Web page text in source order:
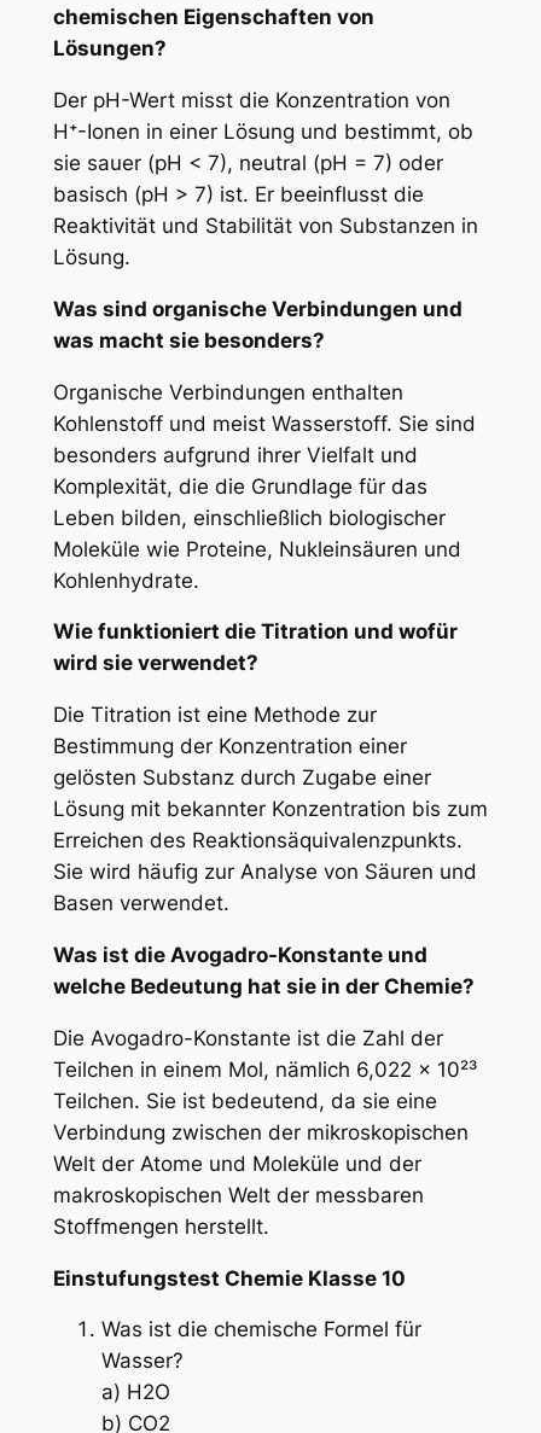
chemischen Eigenschaften von
Lösungen?
Der pH-Wert misst die Konzentration von
H⁺-Ionen in einer Lösung und bestimmt, ob
sie sauer (pH < 7), neutral (pH = 7) oder
basisch (pH > 7) ist. Er beeinflusst die
Reaktivität und Stabilität von Substanzen in
Lösung.
Was sind organische Verbindungen und
was macht sie besonders?
Organische Verbindungen enthalten
Kohlenstoff und meist Wasserstoff. Sie sind
besonders aufgrund ihrer Vielfalt und
Komplexität, die die Grundlage für das
Leben bilden, einschließlich biologischer
Moleküle wie Proteine, Nukleinsäuren und
Kohlenhydrate.
Wie funktioniert die Titration und wofür
wird sie verwendet?
Die Titration ist eine Methode zur
Bestimmung der Konzentration einer
gelösten Substanz durch Zugabe einer
Lösung mit bekannter Konzentration bis zum
Erreichen des Reaktionsäquivalenzpunkts.
Sie wird häufig zur Analyse von Säuren und
Basen verwendet.
Was ist die Avogadro-Konstante und
welche Bedeutung hat sie in der Chemie?
Die Avogadro-Konstante ist die Zahl der
Teilchen in einem Mol, nämlich 6,022 x 10²³
Teilchen. Sie ist bedeutend, da sie eine
Verbindung zwischen der mikroskopischen
Welt der Atome und Moleküle und der
makroskopischen Welt der messbaren
Stoffmengen herstellt.
Einstufungstest Chemie Klasse 10
Was ist die chemische Formel für
Wasser?
a) H2O
b) CO2